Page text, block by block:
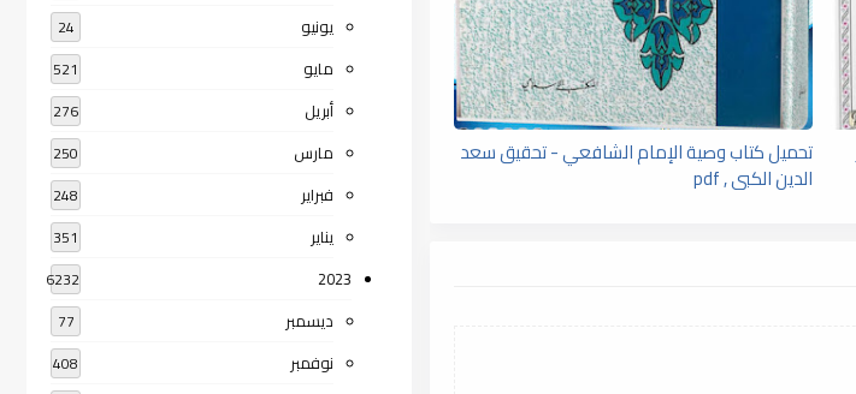
تحميل كتاب وصية الإمام الشافعي - تحقيق سعد
الدين الكبي , pdf
يونيو 24
مايو 521
أبريل 276
مارس 250
فبراير 248
يناير 351
2023
6232
ديسمبر 77
نوفمبر 408